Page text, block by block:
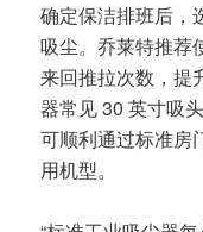
确定保洁排班后，
吸尘。乔莱特推荐
来回推拉次数，提
器常见 30 英寸吸
可顺利通过标准房
用机型。